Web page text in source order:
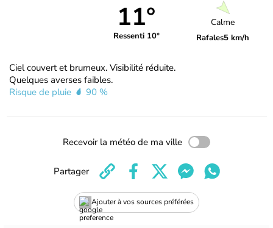
11°
Ressenti 10°
Calme
Rafales5 km/h
Ciel couvert et brumeux. Visibilité réduite.
Quelques averses faibles.
Risque de pluie
90 %
Recevoir la météo de ma ville
Ajouter à vos sources préférées
Partager